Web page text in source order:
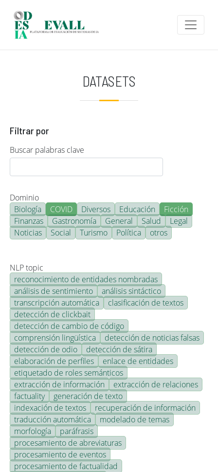
DATASETS
Filtrar por
Buscar palabras clave
Dominio
Biología
COVID Diversos Educación
Ficción
Finanzas
Gastronomía General Salud
Legal
Noticias
Social Turismo Política otros
NLP topic
reconocimiento de entidades nombradas
análisis de sentimiento
análisis sintáctico
transcripción automática
clasificación de textos
detección de clickbait
detección de cambio de código
comprensión lingüística
detección de noticias falsas
detección de odio
detección de sátira
elaboración de perfiles
enlace de entidades
etiquetado de roles semánticos
extracción de información
extracción de relaciones
factuality
generación de texto
indexación de textos
recuperación de información
traducción automática
modelado de temas
morfología
paráfrasis
procesamiento de abreviaturas
procesamiento de eventos
procesamiento de factualidad